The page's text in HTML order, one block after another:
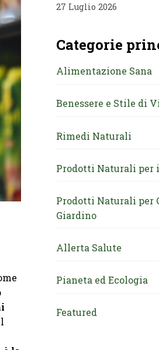
27 Luglio 2026
Categorie
Alimentazione Sana
Benessere e Stile di
Rimedi Naturali
Prodotti Naturali per
Prodotti Naturali per
Giardino
Allerta Salute
Pianeta ed Ecologia
Featured